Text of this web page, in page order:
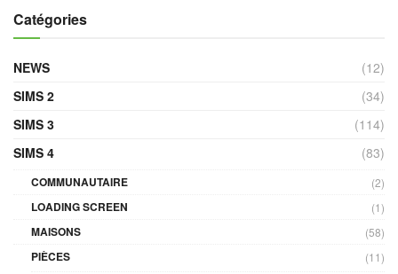
Catégories
NEWS
(12)
SIMS 2
(34)
SIMS 3
(114)
SIMS 4
(83)
COMMUNAUTAIRE (2)
LOADING SCREEN (1)
MAISONS (58)
PIÈCES (11)